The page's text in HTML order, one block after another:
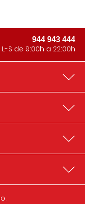
944 943 444
L-S de 9:00h a 22:00h